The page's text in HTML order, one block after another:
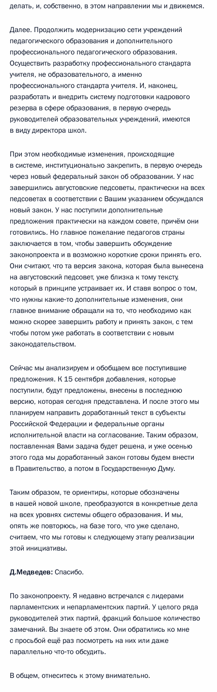
делать, и, собственно, в этом направлении мы и движемся.
Далее. Продолжить модернизацию сети учреждений
педагогического образования и дополнительного
профессионального педагогического образования.
Осуществить разработку профессионального стандарта
учителя, не образовательного, а именно
профессионального стандарта учителя. И, наконец,
разработать и внедрить систему подготовки кадрового
резерва в сфере образования, в первую очередь
руководителей образовательных учреждений, имеются
в виду директора школ.
При этом необходимые изменения, происходящие
в системе, институционально закрепить, в первую очередь
через новый федеральный закон об образовании. У нас
завершились августовские педсоветы, практически на всех
педсоветах в соответствии с Вашим указанием обсуждался
новый закон. У нас поступили дополнительные
предложения практически на каждом совете, причём они
готовились. Но главное пожелание педагогов страны
заключается в том, чтобы завершить обсуждение
законопроекта и в возможно короткие сроки принять его.
Они считают, что та версия закона, которая была вынесена
на августовский педсовет, уже близка к тому тексту,
который в принципе устраивает их. И ставя вопрос о том,
что нужны какие‑то дополнительные изменения, они
главное внимание обращали на то, что необходимо как
можно скорее завершить работу и принять закон, с тем
чтобы потом уже работать в соответствии с новым
законодательством.
Сейчас мы анализируем и обобщаем все поступившие
предложения. К 15 сентября добавления, которые
поступили, будут предложены, внесены в последнюю
версию, которая сегодня представлена. И после этого мы
планируем направить доработанный текст в субъекты
Российской Федерации и федеральные органы
исполнительной власти на согласование. Таким образом,
поставленная Вами задача будет решена, и уже осенью
этого года мы доработанный закон готовы будем внести
в Правительство, а потом в Государственную Думу.
Таким образом, те ориентиры, которые обозначены
в нашей новой школе, преобразуются в конкретные дела
на всех уровнях системы общего образования. И мы,
опять же повторюсь, на базе того, что уже сделано,
считаем, что мы готовы к следующему этапу реализации
этой инициативы.
Д.Медведев: Спасибо.
По законопроекту. Я недавно встречался с лидерами
парламентских и непарламентских партий. У целого ряда
руководителей этих партий, фракций большое количество
замечаний. Вы знаете об этом. Они обратились ко мне
с просьбой ещё раз посмотреть на них или даже
параллельно что‑то обсудить.
В общем, отнеситесь к этому внимательно.